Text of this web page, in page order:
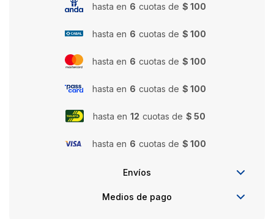
hasta en 6 cuotas de $ 100
hasta en 6 cuotas de $ 100
hasta en 6 cuotas de $ 100
hasta en 6 cuotas de $ 100
hasta en 12 cuotas de $ 50
hasta en 6 cuotas de $ 100
Envíos
Medios de pago